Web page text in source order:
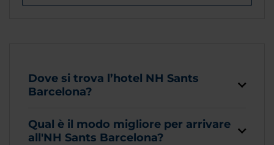
Dove si trova l’hotel NH Sants
Barcelona?
Qual è il modo migliore per arrivare
all'NH Sants Barcelona?